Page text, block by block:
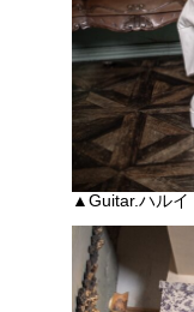
▲Guitar.ハルイ